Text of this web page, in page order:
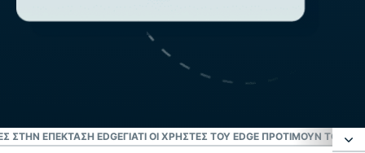
ΣΤΗΝ ΕΠΈΚΤΑΣΗ EDGEΓΙΑΤΊ ΟΙ ΧΡΉΣΤΕΣ ΤΟΥ EDGE ΠΡΟΤΙΜΟΎΝ ΤΟ